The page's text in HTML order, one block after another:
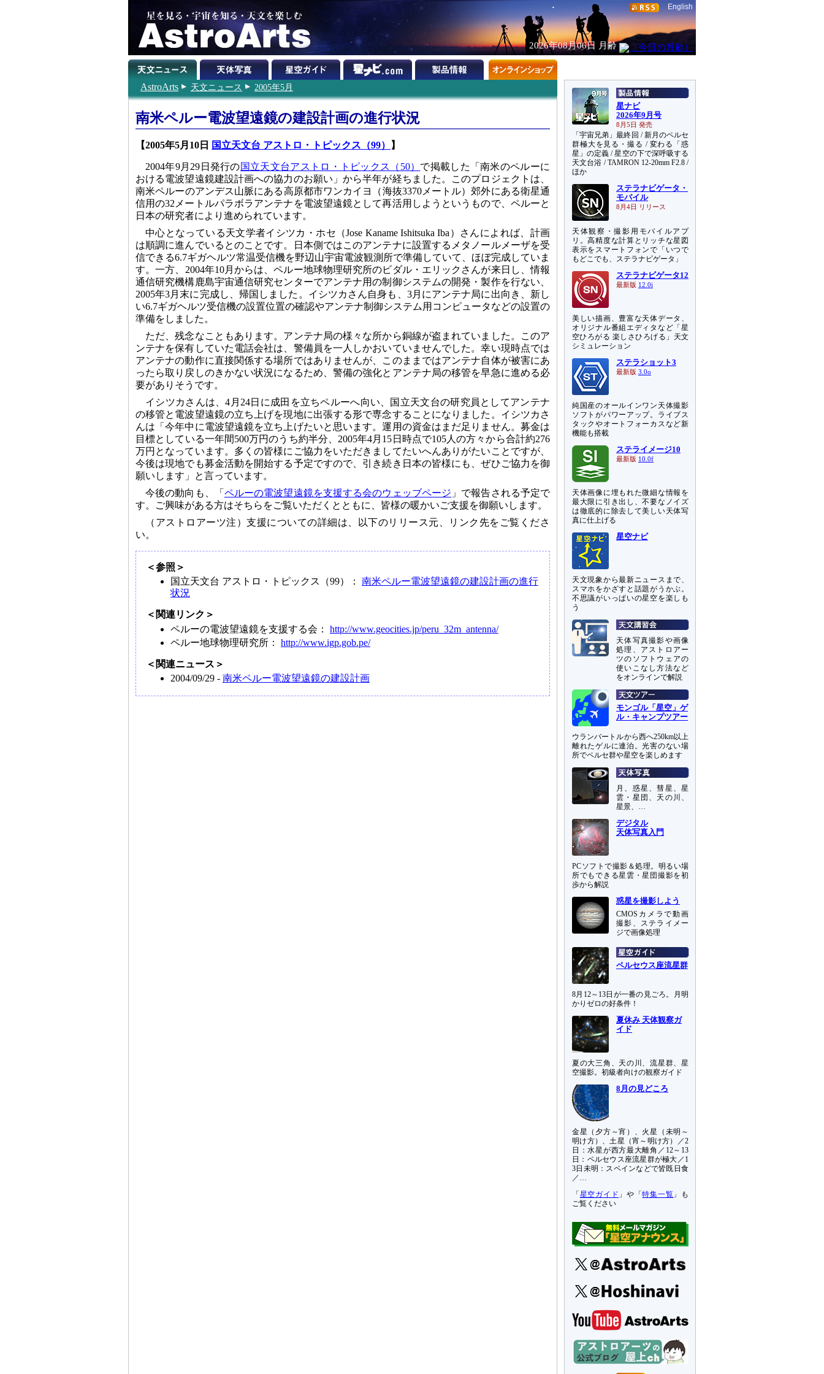
English
2026年08月06日 月齢
AstroArts 天文ニュース 2005年5月
南米ペルー電波望遠鏡の建設計画の進行状況
【2005年5月10日 国立天文台 アストロ・トピックス（99） 】
2004年9月29日発行の国立天文台アストロ・トピックス（50） で掲載した「南米のペルーに
おける電波望遠鏡建設計画への協力のお願い」から半年が経ちました。このプロジェクトは、
南米ペルーのアンデス山脈にある高原都市ワンカイヨ（海抜3370メートル）郊外にある衛星通
信用の32メートルパラボラアンテナを電波望遠鏡として再活用しようというもので、ペルーと
日本の研究者により進められています。
中心となっている天文学者イシツカ・ホセ（Jose Kaname Ishitsuka Iba）さんによれば、計画
は順調に進んでいるとのことです。日本側ではこのアンテナに設置するメタノールメーザを受
信できる6.7ギガヘルツ常温受信機を野辺山宇宙電波観測所で準備していて、ほぼ完成していま
す。一方、2004年10月からは、ペルー地球物理研究所のビダル・エリックさんが来日し、情報
通信研究機構鹿島宇宙通信研究センターでアンテナ用の制御システムの開発・製作を行ない、
2005年3月末に完成し、帰国しました。イシツカさん自身も、3月にアンテナ局に出向き、新し
い6.7ギガヘルツ受信機の設置位置の確認やアンテナ制御システム用コンピュータなどの設置の
準備をしました。
ただ、残念なこともあります。アンテナ局の様々な所から銅線が盗まれていました。このア
ンテナを保有していた電話会社は、警備員を一人しかおいていませんでした。幸い現時点では
アンテナの動作に直接関係する場所ではありませんが、このままではアンテナ自体が被害にあ
ったら取り戻しのきかない状況になるため、警備の強化とアンテナ局の移管を早急に進める必
要がありそうです。
イシツカさんは、4月24日に成田を立ちペルーへ向い、国立天文台の研究員としてアンテナ
の移管と電波望遠鏡の立ち上げを現地に出張する形で専念することになりました。イシツカさ
んは「今年中に電波望遠鏡を立ち上げたいと思います。運用の資金はまだ足りません。募金は
目標としている一年間500万円のうち約半分、2005年4月15日時点で105人の方々から合計約276
万円となっています。多くの皆様にご協力をいただきましてたいへんありがたいことですが、
今後は現地でも募金活動を開始する予定ですので、引き続き日本の皆様にも、ぜひご協力を御
願いします」と言っています。
今後の動向も、「 ペルーの電波望遠鏡を支援する会のウェッブページ 」で報告される予定で
す。ご興味がある方はそちらをご覧いただくとともに、皆様の暖かいご支援を御願いします。
（アストロアーツ注）支援についての詳細は、以下のリリース元、リンク先をご覧くださ
い。
＜参照＞
国立天文台 アストロ・トピックス（99）： 南米ペルー電波望遠鏡の建設計画の進行
状況
＜関連リンク＞
ペルーの電波望遠鏡を支援する会： http://www.geocities.jp/peru_32m_antenna/
ペルー地球物理研究所： http://www.igp.gob.pe/
＜関連ニュース＞
2004/09/29 - 南米ペルー電波望遠鏡の建設計画
星ナビ
2026年9月号
8月5日 発売
「宇宙兄弟」最終回 / 新月のペルセ
群極大を見る・撮る / 変わる「惑
星」の定義 / 星空の下で深呼吸する
天文台浴 / TAMRON 12-20mm F2.8 /
ほか
ステラナビゲータ・
モバイル
8月4日 リリース
天体観察・撮影用モバイルアプ
リ。高精度な計算とリッチな星図
表示をスマートフォンで「いつで
もどこでも、ステラナビゲータ」
ステラナビゲータ12
最新版 12.0i
美しい描画、豊富な天体データ、
オリジナル番組エディタなど「星
空ひろがる 楽しさひろげる」天文
シミュレーション
ステラショット3
最新版 3.0o
純国産のオールインワン天体撮影
ソフトがパワーアップ。ライブス
タックやオートフォーカスなど新
機能も搭載
ステライメージ10
最新版 10.0f
天体画像に埋もれた微細な情報を
最大限に引き出し、不要なノイズ
は徹底的に除去して美しい天体写
真に仕上げる
星空ナビ
天文現象から最新ニュースまで、
スマホをかざすと話題がうかぶ。
不思議がいっぱいの星空を楽しも
う
天体写真撮影や画像
処理、アストロアー
ツのソフトウェアの
使いこなし方法など
をオンラインで解説
モンゴル「星空」ゲ
ル・キャンプツアー
ウランバートルから西へ250km以上
離れたゲルに連泊。光害のない場
所でペルセ群や星空を楽しめます
月、惑星、彗星、星
雲・星団、天の川、
星景、…
デジタル
天体写真入門
PCソフトで撮影＆処理。明るい場
所でもできる星雲・星団撮影を初
歩から解説
惑星を撮影しよう
CMOSカメラで動画
撮影、ステライメー
ジで画像処理
ペルセウス座流星群
8月12～13日が一番の見ごろ。月明
かりゼロの好条件！
夏休み 天体観察ガ
イド
夏の大三角、天の川、流星群、星
空撮影。初級者向けの観察ガイド
8月の見どころ
金星（夕方～宵）、火星（未明～
明け方）、土星（宵～明け方）／2
日：水星が西方最大離角／12～13
日：ペルセウス座流星群が極大／1
3日未明：スペインなどで皆既日食
／…
「 星空ガイド 」や「特集一覧 」も
ご覧ください